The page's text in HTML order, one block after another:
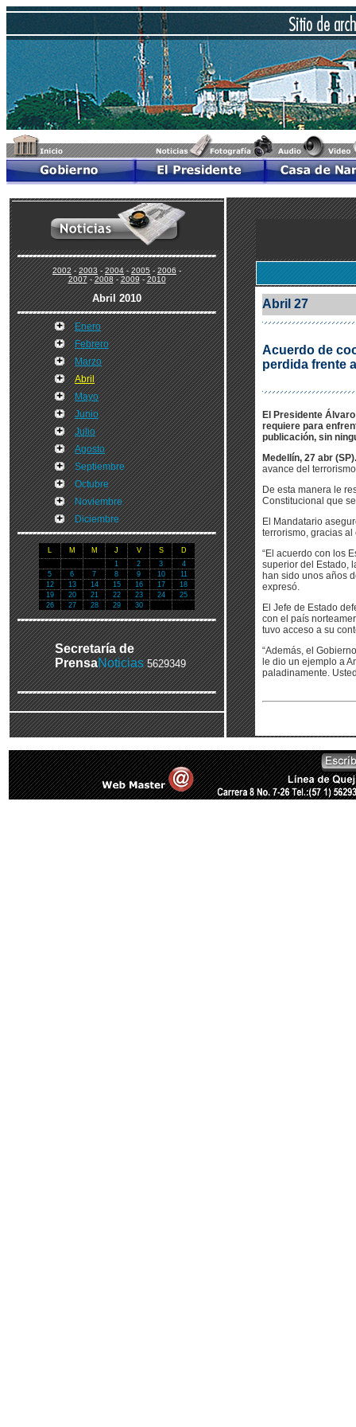
2002-2003-2004-2005-2006-
2007-2008-2009-2010
Abril 2010
Enero
Febrero
Marzo
Abril
Mayo
Junio
Julio
Agosto
Septiembre
Octubre
Noviembre
Diciembre
L M M J V S
D
1
2 3
4
5
6 7 8 9 10
11
12
13 14 15 16 17
18
19
20 21 22 23 24
25
26
27 28 29 30
Secretaría de
PrensaNoticias 5629349
Abril 27
Acuerdo de
perdida frente
El Presidente
requiere para
publicación, sin
Medellín, 27 abr (SP).
avance del
De esta manera le
Constitucional que
El Mandatario
terrorismo, gracias
“El acuerdo con los
superior del Estado,
han sido unos años
expresó.
El Jefe de Estado
con el país
tuvo acceso a su
“Además, el
le dio un ejemplo a
paladinamente.